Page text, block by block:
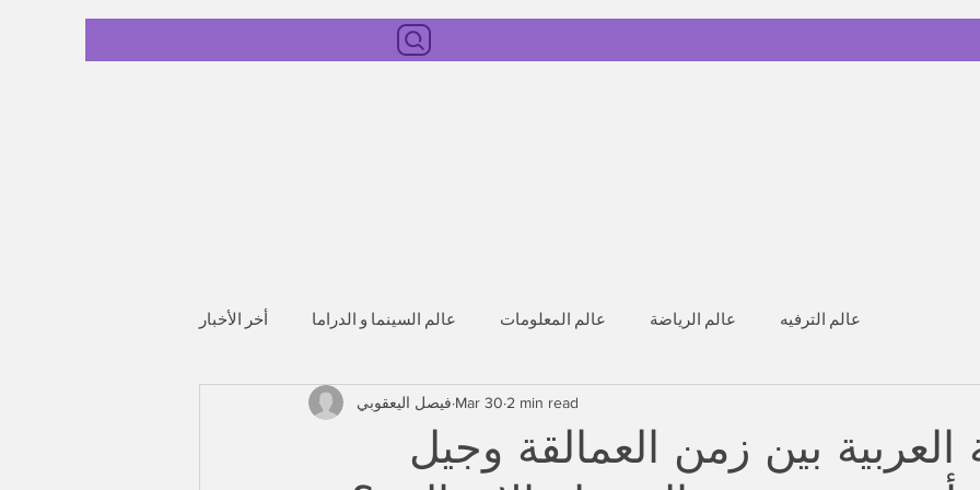
أخر الأخبار عالم السينما و الدراما عالم المعلومات عالم الرياضة عالم الترفيه
العربية بين زمن العمالقة وجيل
فيصل اليعقوبي Mar 30 2 min read